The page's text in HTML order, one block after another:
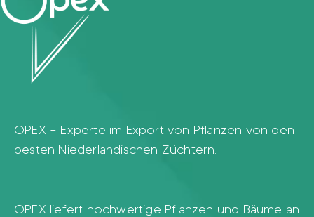
OPEX – Experte im Export von Pflanzen von den
besten Niederländischen Züchtern.
OPEX liefert hochwertige Pflanzen und Bäume an